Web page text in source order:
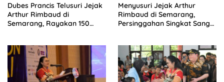
Dubes Prancis Telusuri Jejak
Arthur Rimbaud di
Semarang, Rayakan 150
Menyusuri Jejak Arthur
Rimbaud di Semarang,
Persinggahan Singkat Sang